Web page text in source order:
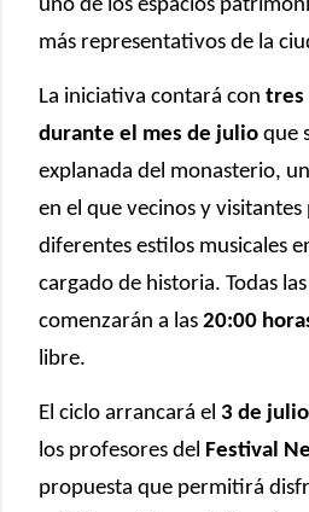
uno de los espacios
más representativos de la
La iniciativa contará con tres
durante el mes de julio que
explanada del monasterio,
en el que vecinos y
diferentes estilos musicales
cargado de historia. Todas
comenzarán a las 20:00
libre.
El ciclo arrancará el 3 de julio
los profesores del Festival
propuesta que permitirá